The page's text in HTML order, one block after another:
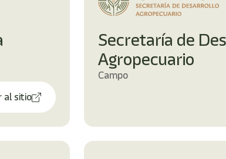
al sitio
Secretaría de
Agropecuario
Campo